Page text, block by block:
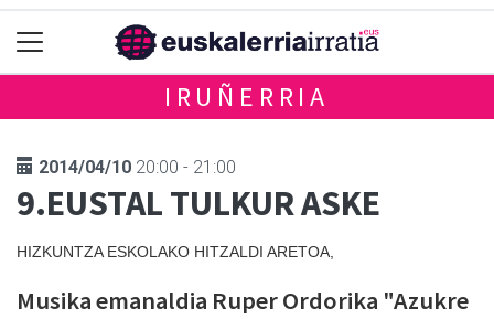
IRUÑERRIA
2014/04/10 20:00 - 21:00
9.EUSTAL TULKUR ASKE
HIZKUNTZA ESKOLAKO HITZALDI ARETOA,
Musika emanaldia Ruper Ordorika "Azukre